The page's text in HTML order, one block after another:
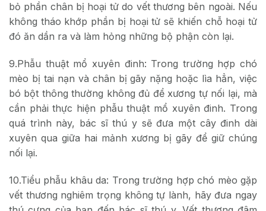
bỏ phần chân bị hoại tử do vết thương bên ngoài. Nếu
không tháo khớp phần bị hoại tử sẽ khiến chỗ hoại tử
đó ăn dần ra và làm hỏng những bộ phận còn lại.
9.Phẫu thuật mổ xuyên đinh: Trong trường hợp chó
mèo bị tai nạn và chân bị gãy nặng hoặc lìa hẳn, việc
bó bột thông thường không đủ để xương tự nối lại, mà
cần phải thực hiện phẫu thuật mổ xuyên đinh. Trong
quá trình này, bác sĩ thú y sẽ đưa một cây đinh dài
xuyên qua giữa hai mảnh xương bị gãy để giữ chúng
nối lại.
10.Tiểu phẫu khâu da: Trong trường hợp chó mèo gặp
vết thương nghiêm trọng không tự lành, hãy đưa ngay